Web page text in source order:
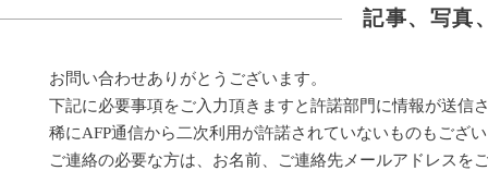
記事、写真
お問い合わせありがとうございます。
下記に必要事項をご入力頂きますと許諾部門に情報が送信
稀にAFP通信から二次利用が許諾されていないものもござ
ご連絡の必要な方は、お名前、ご連絡先メールアドレスを